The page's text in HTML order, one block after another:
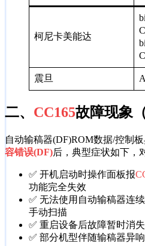
柯尼卡美能达
震旦
二、 CC165故障现象
自动输稿器(DF)ROM数据/控制
容错误(DF)后，典型症状如下，
✅ 开机启动时操作面板报
功能完全失效
✅ 无法使用自动输稿器连
手动扫描
✅ 重启设备后故障暂时消
✅ 部分机型伴随输稿器异